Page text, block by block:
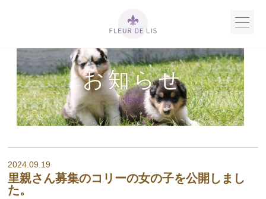
お知らせ
NEWS
2024.09.19
里親さん募集のコリーの女の子を公開しまし
た。